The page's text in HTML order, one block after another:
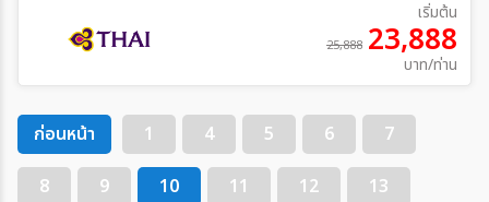
เริ่มต้น
25,888 23,888
บาท/ท่าน
ก่อนหน้า 1 4 5 6
7
8
9 10 11 12
13